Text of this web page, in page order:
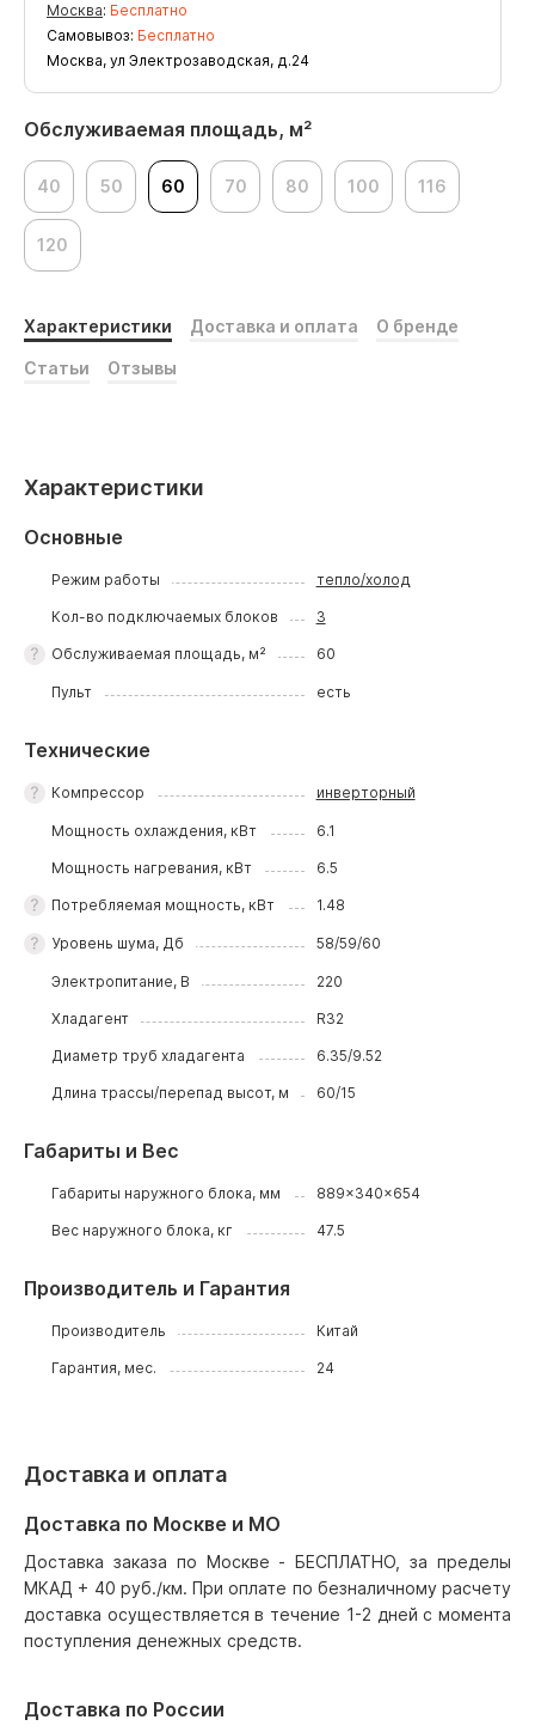
Обслуживаемая площадь, м²
40 50 60 70 80 100 116
120
Москва: Бесплатно
Самовывоз: Бесплатно
Москва, ул Электрозаводская, д.24
Характеристики Доставка и оплата О бренде
Статьи Отзывы
Характеристики
Основные
Режим работы тепло/холод
Кол-во подключаемых блоков 3
Обслуживаемая площадь, м² 60
Пульт есть
Технические
Компрессор инверторный
Мощность охлаждения, кВт 6.1
Мощность нагревания, кВт 6.5
Потребляемая мощность, кВт 1.48
Уровень шума, Дб 58/59/60
Электропитание, В 220
Хладагент R32
Диаметр труб хладагента 6.35/9.52
Длина трассы/перепад высот, м 60/15
Габариты и Вес
Габариты наружного блока, мм 889x340x654
Вес наружного блока, кг 47.5
Производитель и Гарантия
Производитель Китай
Гарантия, мес. 24
Доставка и оплата
Доставка по Москве и МО
Доставка заказа по Москве - БЕСПЛАТНО, за пределы
МКАД + 40 руб./км. При оплате по безналичному расчету
доставка осуществляется в течение 1-2 дней с момента
поступления денежных средств.
Доставка по России